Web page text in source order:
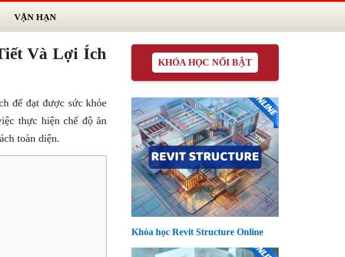
VẬN HẠN
Và Lợi Ích
để đạt được sức khỏe
thực hiện chế độ ăn
toàn diện.
KHÓA HỌC NỔI BẬT
Khóa học Revit Structure Online